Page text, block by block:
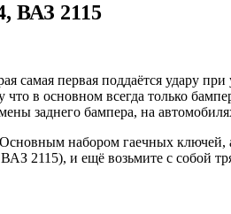
ВАЗ 2115
самая первая поддаётся удару
в основном всегда только
заднего бампера, на
набором гаечных ключей,
2115), и ещё возьмите с